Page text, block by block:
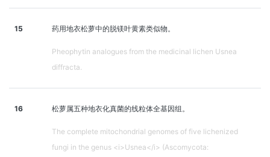
15 药用地衣松萝中的脱镁叶黄素类似物。
Pheophytin analogues from the medicinal lichen Usnea
diffracta.
16 松萝属五种地衣化真菌的线粒体全基因组。
The complete mitochondrial genomes of five lichenized
fungi in the genus <i>Usnea</i> (Ascomycota: